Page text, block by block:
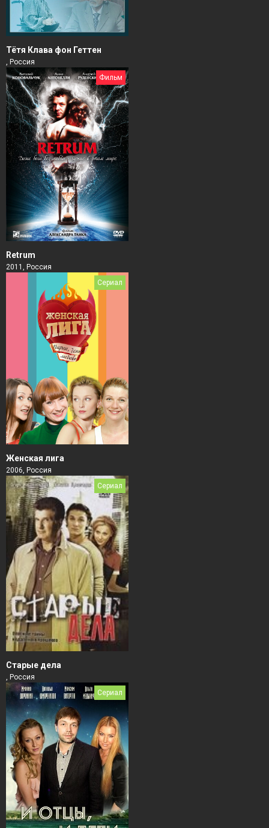
Тётя Клава фон Геттен
, Россия
Фильм
Retrum
2011, Россия
Сериал
Женская лига
2006, Россия
Сериал
Старые дела
, Россия
Сериал